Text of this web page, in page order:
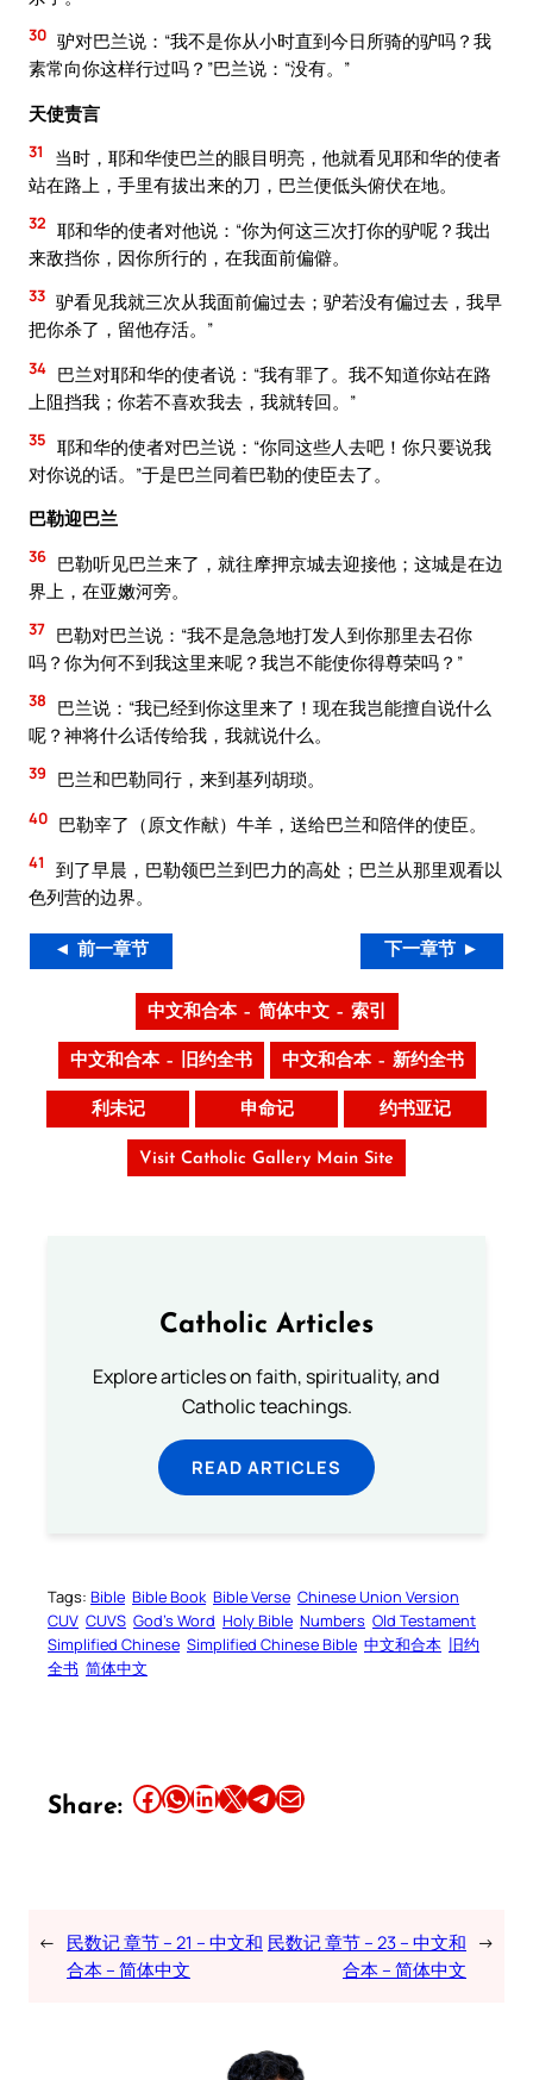
30 驴对巴兰说：“我不是你从小时直到今日所骑的驴吗？我
素常向你这样行过吗？”巴兰说：“没有。”
天使责言
31
当时，耶和华使巴兰的眼目明亮，他就看见耶和华的使者
站在路上，手里有拔出来的刀，巴兰便低头俯伏在地。
32 耶和华的使者对他说：“你为何这三次打你的驴呢？我出
来敌挡你，因你所行的，在我面前偏僻。
33 驴看见我就三次从我面前偏过去；驴若没有偏过去，我早
把你杀了，留他存活。”
34 巴兰对耶和华的使者说：“我有罪了。我不知道你站在路
上阻挡我；你若不喜欢我去，我就转回。”
35 耶和华的使者对巴兰说：“你同这些人去吧！你只要说我
对你说的话。”于是巴兰同着巴勒的使臣去了。
巴勒迎巴兰
36 巴勒听见巴兰来了，就往摩押京城去迎接他；这城是在边
界上，在亚嫩河旁。
37 巴勒对巴兰说：“我不是急急地打发人到你那里去召你
吗？你为何不到我这里来呢？我岂不能使你得尊荣吗？”
38
巴兰说：“我已经到你这里来了！现在我岂能擅自说什么
呢？神将什么话传给我，我就说什么。
39 巴兰和巴勒同行，来到基列胡琐。
40 巴勒宰了（原文作献）牛羊，送给巴兰和陪伴的使臣。
41
到了早晨，巴勒领巴兰到巴力的高处；巴兰从那里观看以
色列营的边界。
◄ 前一章节 下一章节 ►
中文和合本 – 简体中文 – 索引
中文和合本 – 旧约全书 中文和合本 – 新约全书
利未记 申命记 约书亚记
Visit Catholic Gallery Main Site
Catholic Articles
Explore articles on faith, spirituality, and
Catholic teachings.
READ ARTICLES
Tags: Bible Bible Book Bible Verse Chinese Union Version
CUV CUVS God’s Word Holy Bible Numbers Old Testament
Simplified Chinese Simplified Chinese Bible 中文和合本 旧约
全书 简体中文
Share: Share this article on Facebook Share this article on WhatsApp Share this article on LinkedIn Share this article on X Share this article on TelegramEmail this Article
← 民数记 章节 – 21 – 中文和
合本 – 简体中文
民数记 章节 – 23 – 中文和
合本 – 简体中文
→